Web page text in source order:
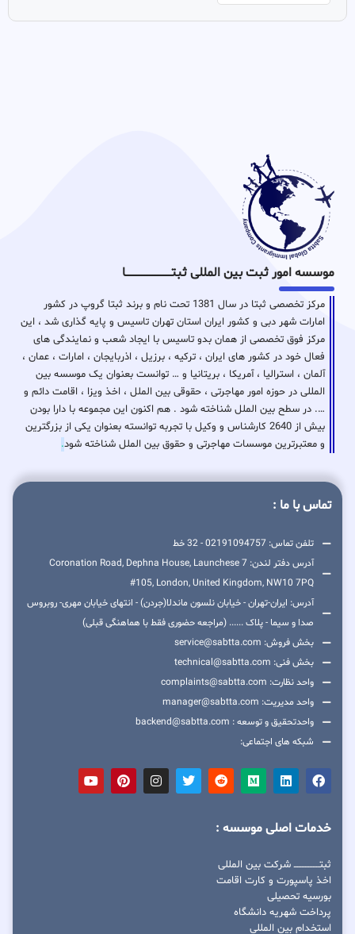
موسسه امور ثبت بین المللی ثبتـــــــــــــــــــــــــــــا
مرکز تخصصی ثبتا در سال 1381 تحت نام و برند ثبتا گروپ در کشور
امارات شهر دبی و کشور ایران استان تهران تاسیس و پایه گذاری شد ، این
مرکز فوق تخصصی از همان بدو تاسیس با ایجاد شعب و نمایندگی های
فعال خود در کشور های ایران ، ترکیه ، برزیل ، اذربایجان ، امارات ، عمان ،
آلمان ، استرالیا ، آمریکا ، بریتانیا و … توانست بعنوان یک موسسه بین
المللی در حوزه امور مهاجرتی ، حقوقی بین الملل ، اخذ ویزا ، اقامت دائم و
…. در سطح بین الملل شناخته شود . هم اکنون این مجموعه با دارا بودن
بیش از 2640 کارشناس و وکیل با تجربه توانسته بعنوان یکی از بزرگترین
و معتبرترین موسسات مهاجرتی و حقوق بین الملل شناخته شود.
تماس با ما :
تلفن تماس: 02191094757 - 32 خط
آدرس دفتر لندن: 7 Coronation Road, Dephna House, Launchese
#105, London, United Kingdom, NW10 7PQ
آدرس: ایران-تهران - خیابان نلسون ماندلا(جردن) - انتهای خیابان مهری- روبروس
صدا و سیما - پلاک ...... (مراجعه حضوری فقط با هماهنگی قبلی)
بخش فروش: service@sabtta.com
بخش فنی: technical@sabtta.com
واحد نظارت: complaints@sabtta.com
واحد مدیریت: manager@sabtta.com
واحدتحقیق و توسعه : backend@sabtta.com
شبکه های اجتماعی:
خدمات اصلی موسسه :
ثبتــــــــــــــــ شرکت بین المللی
اخذ پاسپورت و کارت اقامت
بورسیه تحصیلی
پرداخت شهریه دانشگاه
استخدام بین المللی